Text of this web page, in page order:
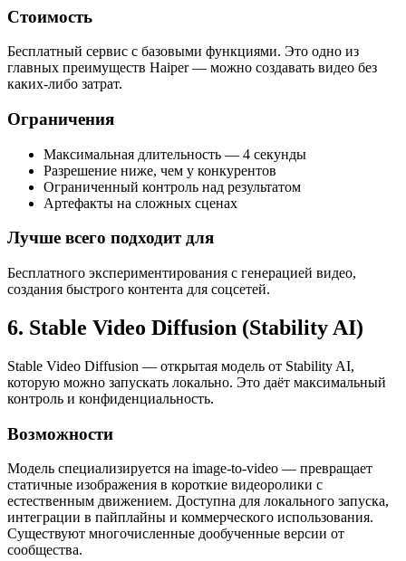
Стоимость
Бесплатный сервис с базовыми функциями. Это одно из
главных преимуществ Haiper — можно создавать видео без
каких-либо затрат.
Ограничения
Максимальная длительность — 4 секунды
Разрешение ниже, чем у конкурентов
Ограниченный контроль над результатом
Артефакты на сложных сценах
Лучше всего подходит для
Бесплатного экспериментирования с генерацией видео,
создания быстрого контента для соцсетей.
6. Stable Video Diffusion (Stability AI)
Stable Video Diffusion — открытая модель от Stability AI,
которую можно запускать локально. Это даёт максимальный
контроль и конфиденциальность.
Возможности
Модель специализируется на image-to-video — превращает
статичные изображения в короткие видеоролики с
естественным движением. Доступна для локального запуска,
интеграции в пайплайны и коммерческого использования.
Существуют многочисленные дообученные версии от
сообщества.